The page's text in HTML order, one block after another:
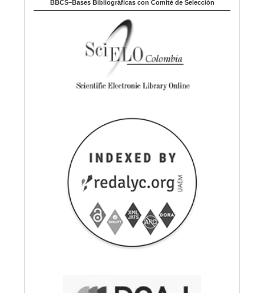
BBCS–Bases Bibliográficas con Comité de Selección